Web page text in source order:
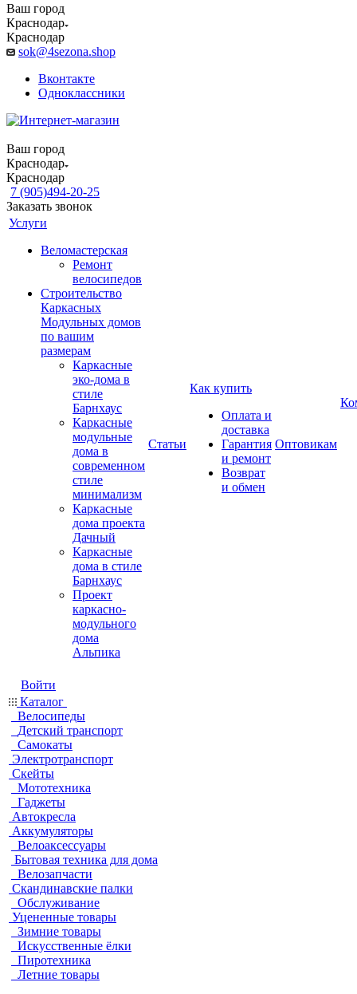
Ваш город
Краснодар
Краснодар
sok@4sezona.shop
Вконтакте
Одноклассники
Ваш город
Краснодар
Краснодар
7 (905)494-20-25
Заказать звонок
Услуги
Веломастерская
Ремонт
велосипедов
Строительство
Каркасных
Модульных домов
по вашим
размерам
Каркасные
эко-дома в
стиле
Барнхаус
Каркасные
модульные
дома в
современном
стиле
минимализм
Каркасные
дома проекта
Дачный
Каркасные
дома в стиле
Барнхаус
Проект
каркасно-
модульного
дома
Альпика
Статьи
Как купить
Оплата и
доставка
Гарантия
и ремонт
Возврат
и обмен
Оптовикам
Войти
Каталог
Велосипеды
Детский транспорт
Самокаты
Электротранспорт
Скейты
Мототехника
Гаджеты
Автокресла
Аккумуляторы
Велоаксессуары
Бытовая техника для дома
Велозапчасти
Скандинавские палки
Обслуживание
Уцененные товары
Зимние товары
Искусственные ёлки
Пиротехника
Летние товары